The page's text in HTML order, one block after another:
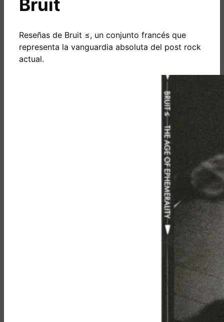
Bruit
Reseñas de Bruit ≤, un conjunto francés que
representa la vanguardia absoluta del post rock
actual.